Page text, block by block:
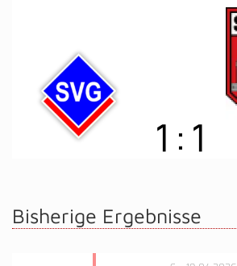
1 : 1
Bisherige Ergebnisse